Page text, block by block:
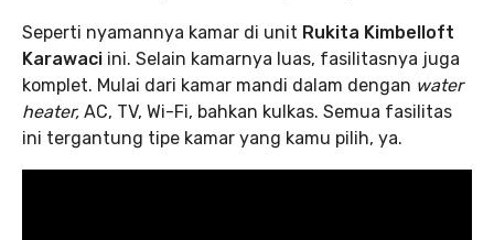
Seperti nyamannya kamar di unit Rukita Kimbelloft
Karawaci ini. Selain kamarnya luas, fasilitasnya juga
komplet. Mulai dari kamar mandi dalam dengan water
heater, AC, TV, Wi-Fi, bahkan kulkas. Semua fasilitas
ini tergantung tipe kamar yang kamu pilih, ya.